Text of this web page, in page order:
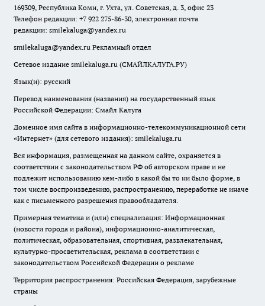
169309, Республика Коми, г. Ухта, ул. Советская, д. 3, офис 23
Телефон редакции: +7 922 275-86-30, электронная почта
редакции: smilekaluga@yandex.ru
smilekaluga@yandex.ru Рекламный отдел
Сетевое издание smilekaluga.ru (СМАЙЛКАЛУГА.РУ)
Язык(и): русский
Перевод наименования (названия) на государственный язык
Российской Федерации: Смайл Калуга
Доменное имя сайта в информационно-телекоммуникационной сети
«Интернет» (для сетевого издания): smilekaluga.ru
Вся информация, размещенная на данном сайте, охраняется в
соответствии с законодательством РФ об авторском праве и не
подлежит использованию кем-либо в какой бы то ни было форме, в
том числе воспроизведению, распространению, переработке не иначе
как с письменного разрешения правообладателя.
Примерная тематика и (или) специализация: Информационная
(новости города и района), информационно-аналитическая,
политическая, образовательная, спортивная, развлекательная,
культурно-просветительская, реклама в соответствии с
законодательством Российской Федерации о рекламе
Территория распространения: Российская Федерация, зарубежные
страны